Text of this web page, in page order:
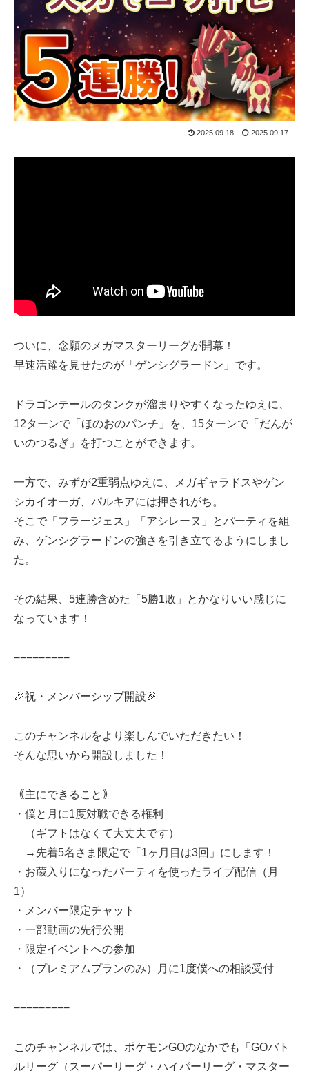
2025.09.18 2025.09.17
ついに、念願のメガマスターリーグが開幕！
早速活躍を見せたのが「ゲンシグラードン」です。
ドラゴンテールのタンクが溜まりやすくなったゆえに、
12ターンで「ほのおのパンチ」を、15ターンで「だんが
いのつるぎ」を打つことができます。
一方で、みずが2重弱点ゆえに、メガギャラドスやゲン
シカイオーガ、パルキアには押されがち。
そこで「フラージェス」「アシレーヌ」とパーティを組
み、ゲンシグラードンの強さを引き立てるようにしまし
た。
その結果、5連勝含めた「5勝1敗」とかなりいい感じに
なっています！
−−−−−−−−−
🎉祝・メンバーシップ開設🎉
このチャンネルをより楽しんでいただきたい！
そんな思いから開設しました！
｟主にできること｠
・僕と月に1度対戦できる権利
（ギフトはなくて大丈夫です）
→先着5名さま限定で「1ヶ月目は3回」にします！
・お蔵入りになったパーティを使ったライブ配信（月
1）
・メンバー限定チャット
・一部動画の先行公開
・限定イベントへの参加
・（プレミアムプランのみ）月に1度僕への相談受付
−−−−−−−−−
このチャンネルでは、ポケモンGOのなかでも「GOバト
ルリーグ（スーパーリーグ・ハイパーリーグ・マスター